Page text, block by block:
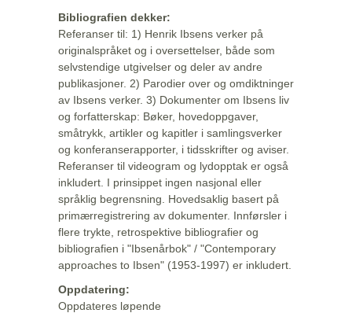
Bibliografien dekker:
Referanser til: 1) Henrik Ibsens verker på
originalspråket og i oversettelser, både som
selvstendige utgivelser og deler av andre
publikasjoner. 2) Parodier over og omdiktninger
av Ibsens verker. 3) Dokumenter om Ibsens liv
og forfatterskap: Bøker, hovedoppgaver,
småtrykk, artikler og kapitler i samlingsverker
og konferanserapporter, i tidsskrifter og aviser.
Referanser til videogram og lydopptak er også
inkludert. I prinsippet ingen nasjonal eller
språklig begrensning. Hovedsaklig basert på
primærregistrering av dokumenter. Innførsler i
flere trykte, retrospektive bibliografier og
bibliografien i "Ibsenårbok" / "Contemporary
approaches to Ibsen" (1953-1997) er inkludert.
Oppdatering:
Oppdateres løpende